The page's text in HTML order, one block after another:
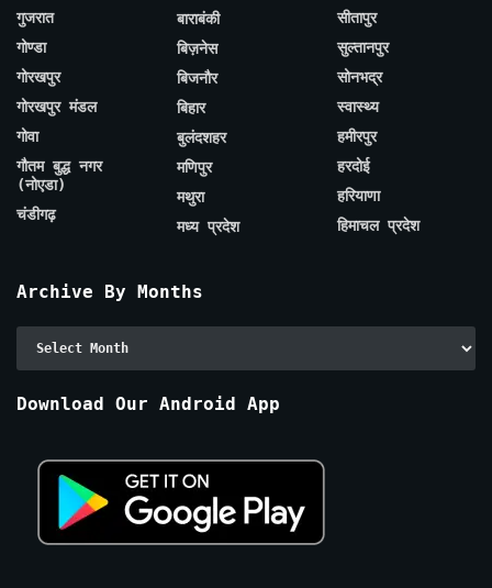
गुजरात
गोण्डा
गोरखपुर
गोरखपुर मंडल
गोवा
गौतम बुद्ध नगर
(नोएडा)
चंडीगढ़
बाराबंकी
बिज़नेस
बिजनौर
बिहार
बुलंदशहर
मणिपुर
मथुरा
मध्य प्रदेश
सीतापुर
सुल्तानपुर
सोनभद्र
स्वास्थ्य
हमीरपुर
हरदोई
हरियाणा
हिमाचल प्रदेश
Archive By Months
Archive
Download Our Android App